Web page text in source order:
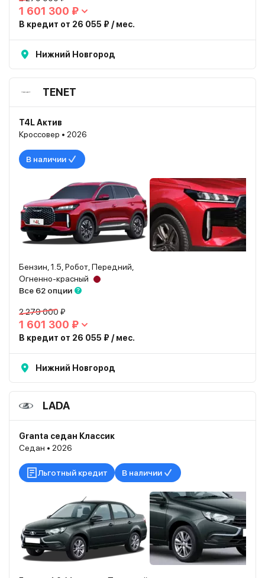
1 601 300 ₽
В кредит от 26 055 ₽ / мес.
Нижний Новгород
TENET
T4L Актив
Кроссовер • 2026
В наличии
Бензин, 1.5, Робот, Передний,
Огненно-красный
Все 62 опции
2 279 000 ₽
1 601 300 ₽
В кредит от 26 055 ₽ / мес.
Нижний Новгород
LADA
Granta седан Классик
Седан • 2026
Льготный кредит В наличии